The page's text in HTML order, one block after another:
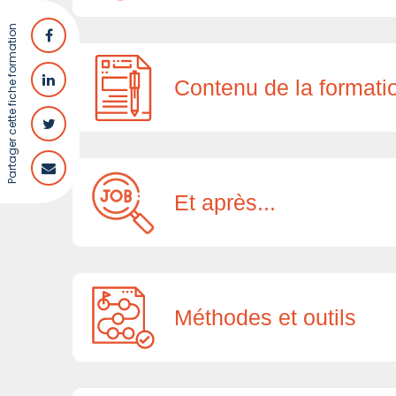
Partager cette fiche formation Contenu de la
Et après...
Méthodes et outils